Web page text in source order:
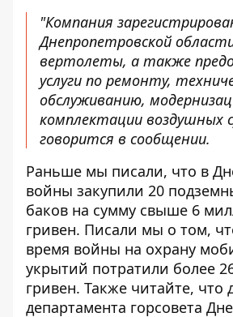
"Компания
Днепропетровской
вертолеты, а также
услуги по ремонту,
обслуживанию,
комплектации воздушных
говорится в сообщении.
Раньше мы писали, что в
войны закупили 20
баков на сумму свыше 6
гривен. Писали мы о том,
время войны на охрану
укрытий потратили более
гривен. Также читайте, что
департамента горсовета